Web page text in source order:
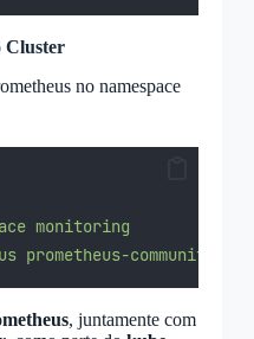
Cluster
no namespace
monitoring
prometheus-community/
, juntamente com